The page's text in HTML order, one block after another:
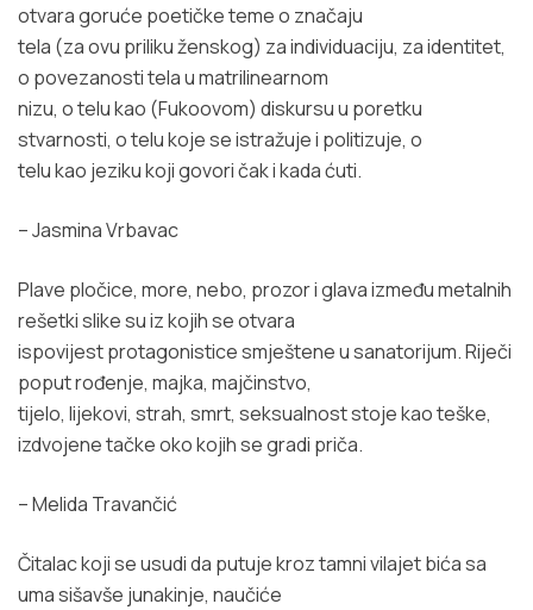
otvara goruće poetičke teme o značaju
tela (za ovu priliku ženskog) za individuaciju, za identitet,
o povezanosti tela u matrilinearnom
nizu, o telu kao (Fukoovom) diskursu u poretku
stvarnosti, o telu koje se istražuje i politizuje, o
telu kao jeziku koji govori čak i kada ćuti.
– Jasmina Vrbavac
Plave pločice, more, nebo, prozor i glava između metalnih
rešetki slike su iz kojih se otvara
ispovijest protagonistice smještene u sanatorijum. Riječi
poput rođenje, majka, majčinstvo,
tijelo, lijekovi, strah, smrt, seksualnost stoje kao teške,
izdvojene tačke oko kojih se gradi priča.
– Melida Travančić
Čitalac koji se usudi da putuje kroz tamni vilajet bića sa
uma sišavše junakinje, naučiće